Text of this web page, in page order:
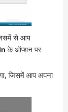
से आप
के ऑप्शन पर
जिसमें आप अपना